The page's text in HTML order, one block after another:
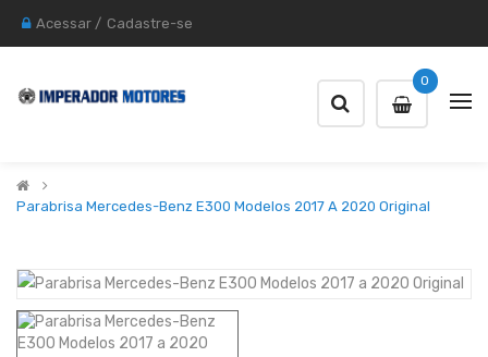
Acessar / Cadastre-se
0
Parabrisa Mercedes-Benz E300 Modelos 2017 A 2020 Original